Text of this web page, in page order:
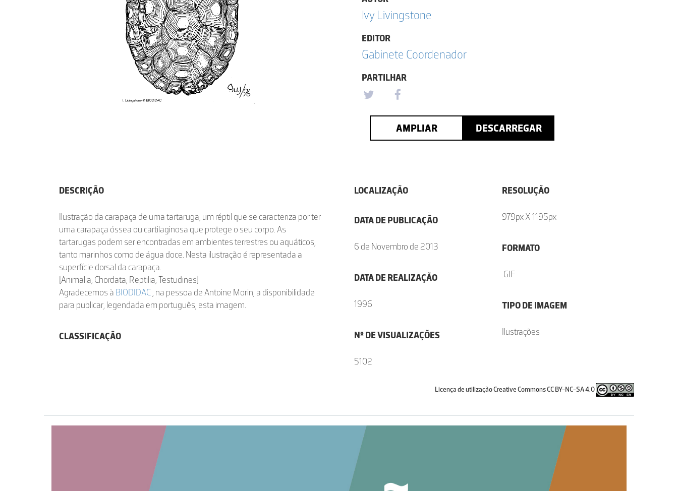
Ivy Livingstone
EDITOR
Gabinete Coordenador
PARTILHAR
AMPLIAR DESCARREGAR
DESCRIÇÃO
Ilustração da carapaça de uma tartaruga, um réptil que se caracteriza por ter
uma carapaça óssea ou cartilaginosa que protege o seu corpo. As
tartarugas podem ser encontradas em ambientes terrestres ou aquáticos,
tanto marinhos como de água doce. Nesta ilustração é representada a
superfície dorsal da carapaça.
[Animalia; Chordata; Reptilia; Testudines]
Agradecemos à BIODIDAC, na pessoa de Antoine Morin, a disponibilidade
para publicar, legendada em português, esta imagem.
CLASSIFICAÇÃO
LOCALIZAÇÃO
DATA DE PUBLICAÇÃO
6 de Novembro de 2013
DATA DE REALIZAÇÃO
1996
Nº DE VISUALIZAÇÕES
5102
RESOLUÇÃO
979px X 1195px
FORMATO
.GIF
TIPO DE IMAGEM
Ilustrações
Licença de utilização Creative Commons CC BY-NC-SA 4.0